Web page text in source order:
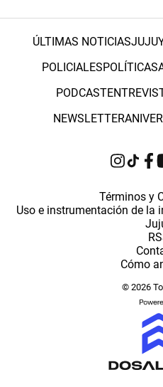
ÚLTIMAS NOTICIAS
POLICIALESPOLÍTICA
PODCAST
NEWSLETTER
Términos y
Uso e instrumentación de la
Cómo
© 2026